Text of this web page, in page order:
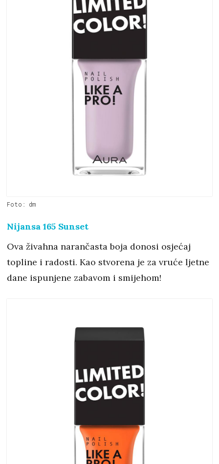
Foto: dm
Nijansa 165 Sunset
Ova živahna narančasta boja donosi osjećaj
topline i radosti. Kao stvorena je za vruće ljetne
dane ispunjene zabavom i smijehom!